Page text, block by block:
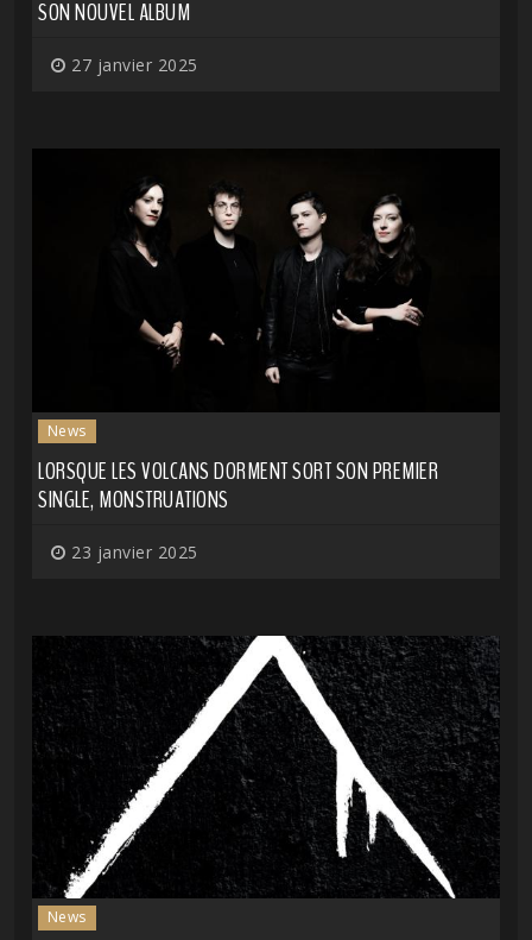
SON NOUVEL ALBUM
27 janvier 2025
News
LORSQUE LES VOLCANS DORMENT SORT SON PREMIER
SINGLE, MONSTRUATIONS
23 janvier 2025
News